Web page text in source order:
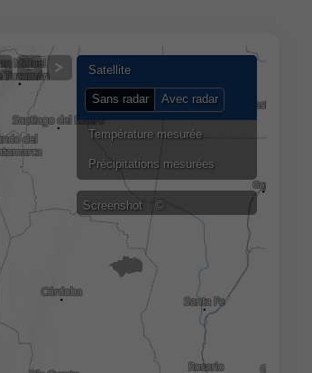
Screenshot ©
Satellite
Sans radar Avec radar
Température mesurée
Précipitations mesurées
−